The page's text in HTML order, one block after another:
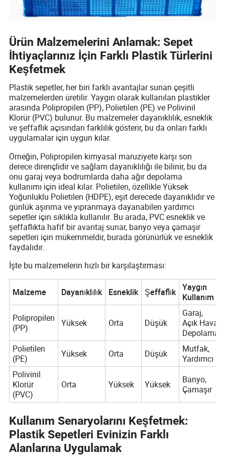
Ürün Malzemelerini Anlamak: Sepet
İhtiyaçlarınız İçin Farklı Plastik Türlerini
Keşfetmek
Plastik sepetler, her biri farklı avantajlar sunan çeşitli
malzemelerden üretilir. Yaygın olarak kullanılan plastikler
arasında Polipropilen (PP), Polietilen (PE) ve Polivinil
Klorür (PVC) bulunur. Bu malzemeler dayanıklılık, esneklik
ve şeffaflık açısından farklılık gösterir, bu da onları farklı
uygulamalar için uygun kılar.
Örneğin, Polipropilen kimyasal maruziyete karşı son
derece dirençlidir ve sağlam dayanıklılığı ile bilinir, bu da
onu garaj veya bodrumlarda daha ağır depolama
kullanımı için ideal kılar. Polietilen, özellikle Yüksek
Yoğunluklu Polietilen (HDPE), eşit derecede dayanıklıdır ve
günlük aşınma ve yıpranmaya dayanabilen yardımcı
sepetler için sıklıkla kullanılır. Bu arada, PVC esneklik ve
şeffaflıkta hafif bir avantaj sunar, banyo veya çamaşır
sepetleri için mükemmeldir, burada görünürlük ve esneklik
faydalıdır.
İşte bu malzemelerin hızlı bir karşılaştırması:
Malzeme Dayanıklılık Esneklik Şeffaflık
Yaygın
Kullanım
Polipropilen
(PP)
Yüksek Orta Düşük
Garaj,
Açık Hava
Depolama
Polietilen
(PE)
Yüksek Orta Düşük
Mutfak,
Yardımcı
Polivinil
Klorür
(PVC)
Orta Yüksek Yüksek
Banyo,
Çamaşır
Kullanım Senaryolarını Keşfetmek:
Plastik Sepetleri Evinizin Farklı
Alanlarına Uygulamak